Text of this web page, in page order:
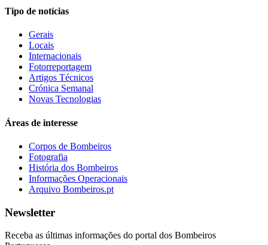
Tipo de notícias
Gerais
Locais
Internacionais
Fotorreportagem
Artigos Técnicos
Crónica Semanal
Novas Tecnologias
Áreas de interesse
Corpos de Bombeiros
Fotografia
História dos Bombeiros
Informações Operacionais
Arquivo Bombeiros.pt
Newsletter
Receba as últimas informações do portal dos Bombeiros